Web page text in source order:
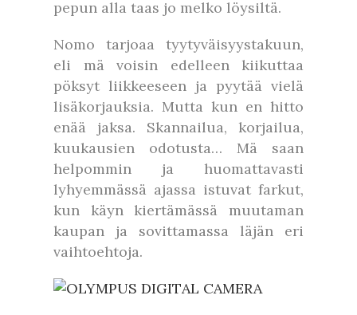
pepun alla taas jo melko löysiltä.
Nomo tarjoaa tyytyväisyystakuun,
eli mä voisin edelleen kiikuttaa
pöksyt liikkeeseen ja pyytää vielä
lisäkorjauksia. Mutta kun en hitto
enää jaksa. Skannailua, korjailua,
kuukausien odotusta… Mä saan
helpommin ja huomattavasti
lyhyemmässä ajassa istuvat farkut,
kun käyn kiertämässä muutaman
kaupan ja sovittamassa läjän eri
vaihtoehtoja.